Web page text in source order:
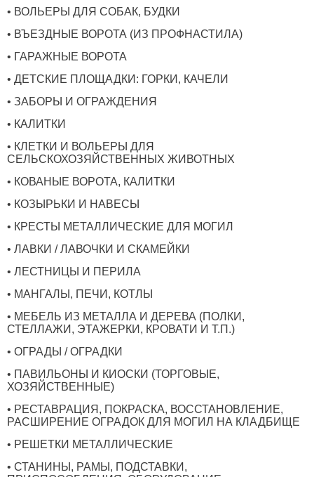
• ВОЛЬЕРЫ ДЛЯ СОБАК, БУДКИ
• ВЪЕЗДНЫЕ ВОРОТА (ИЗ ПРОФНАСТИЛА)
• ГАРАЖНЫЕ ВОРОТА
• ДЕТСКИЕ ПЛОЩАДКИ: ГОРКИ, КАЧЕЛИ
• ЗАБОРЫ И ОГРАЖДЕНИЯ
• КАЛИТКИ
• КЛЕТКИ И ВОЛЬЕРЫ ДЛЯ
СЕЛЬСКОХОЗЯЙСТВЕННЫХ ЖИВОТНЫХ
• КОВАНЫЕ ВОРОТА, КАЛИТКИ
• КОЗЫРЬКИ И НАВЕСЫ
• КРЕСТЫ МЕТАЛЛИЧЕСКИЕ ДЛЯ МОГИЛ
• ЛАВКИ / ЛАВОЧКИ И СКАМЕЙКИ
• ЛЕСТНИЦЫ И ПЕРИЛА
• МАНГАЛЫ, ПЕЧИ, КОТЛЫ
• МЕБЕЛЬ ИЗ МЕТАЛЛА И ДЕРЕВА (ПОЛКИ,
СТЕЛЛАЖИ, ЭТАЖЕРКИ, КРОВАТИ И Т.П.)
• ОГРАДЫ / ОГРАДКИ
• ПАВИЛЬОНЫ И КИОСКИ (ТОРГОВЫЕ,
ХОЗЯЙСТВЕННЫЕ)
• РЕСТАВРАЦИЯ, ПОКРАСКА, ВОССТАНОВЛЕНИЕ,
РАСШИРЕНИЕ ОГРАДОК ДЛЯ МОГИЛ НА КЛАДБИЩЕ
• РЕШЕТКИ МЕТАЛЛИЧЕСКИЕ
• СТАНИНЫ, РАМЫ, ПОДСТАВКИ,